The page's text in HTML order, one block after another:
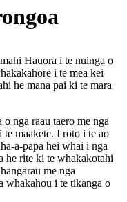
Hauora i te nuinga o
i te mea kei
he mana pai ki te mara
nga raau taero me nga
te maakete. I roto i te ao
a-papa hei whai i nga
he rite ki te whakakotahi
me nga
whakahou i te tikanga o